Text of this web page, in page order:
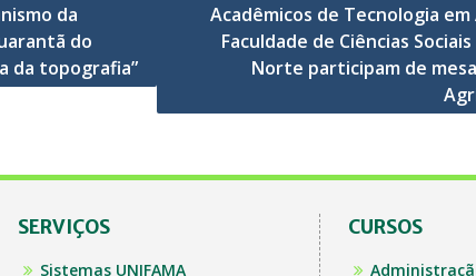
da
do
da topografia”
Acadêmicos de Tecnologia
Faculdade de Ciências
Norte participam de
SERVIÇOS
Sistemas UNIFAMA
CURSOS